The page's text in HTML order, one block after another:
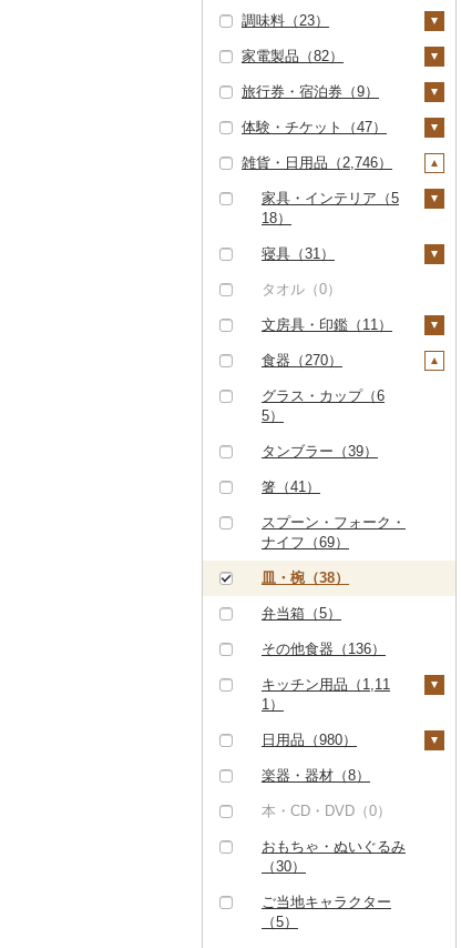
米沢牛（0）
山形牛（0）
常陸牛（0）
上州牛（0）
飛騨牛（0）
近江牛（0）
（0）
但馬牛（0）
土佐あかうし（0）
佐賀牛（0）
長崎和牛（0）
（0）
ベーコン・サラミ
（0）
その他豚肉（加工品）
（16）
中津からあげ（0）
水炊き（0）
地鶏（0）
赤鶏さつま（0）
その他鶏肉（2）
鴨肉（0）
猪肉（0）
その他肉・加工品
（1）
イカ・タコ（0）
海苔・海藻（0）
干物（0）
その他魚介・加工品
（0）
（0）
その他魚介・加工品
（6）
はえぬき（0）
さがびより（0）
あきたこまち（0）
ひとめぼれ（0）
ミルキークィーン
ななつぼし（0）
その他米（33）
その他ぶどう・マスカ
ット（3）
5）
ドライフルーツ（2）
干し柿（0）
干し芋（0）
その他ドライフルーツ
その他果物（28）
びわ（0）
ブルーベリー（1）
パイナップル（0）
栗（0）
アスパラガス（2）
豆（11）
きのこ（1）
しいたけ（1）
松茸（0）
その他きのこ（0）
その他野菜（11）
山菜（0）
かぼちゃ（0）
大吟醸（9）
吟醸（10）
その他日本酒（21）
泡盛（0）
ワイン（0）
ウイスキー（1）
リキュール・洋酒
ノンアルコール（0）
その他酒（6）
飲料（1）
コーヒー豆（3）
粉（1）
ドリップ（5）
茶（1）
飲料（0）
茶葉・ティーバッグ
（1）
静岡茶（0）
足柄茶（0）
知覧茶（0）
八女茶（0）
その他茶（1）
果汁飲料（0）
紅茶（0）
その他飲料・ジュース
（0）
焼き菓子（10）
プリン（1）
ゼリー（3）
チョコレート（1）
カステラ（0）
アイス・ジェラート
（42）
その他洋菓子（25）
煎餅・おかき（0）
羊羹（0）
饅頭（0）
大福（0）
うどん（0）
そば（0）
パスタ（0）
ひやむぎ（0）
そうめん（0）
その他麺（0）
惣菜（8）
餃子（3）
シュウマイ（0）
コロッケ（0）
その他惣菜（5）
カレー・シチュー
スープ（0）
豆腐・納豆（0）
漬物（1）
梅干（0）
キムチ（0）
その他漬物（1）
缶詰・瓶詰（10）
肉（6）
魚（0）
（4）
乾物（4）
燻製（スモーク）
（1）
おせち（2）
その他加工品（10）
調味料（23）
砂糖（0）
塩（0）
醤油（0）
味噌（2）
酢（0）
みりん（0）
ケチャップ（0）
こしょう（0）
その他調味料（10）
家電製品（82）
季節・空調家電（4
パソコン・周辺機器
メラ（21）
美容・健康家電（3）
カー用品（9）
時計（0）
旅行券・宿泊券（9）
旅行券（8）
JTBふるさと旅行クー
（0）
（紙券）（0）
その他旅行券（8）
宿泊券（8）
体験・チケット（47）
PayPay商品券（0）
食事券（17）
用券（6）
水族館（0）
動物園（0）
釣り（1）
ダイビング（0）
ト券（0）
ゴルフプレー券（1）
GDOふるさとゴルフ
プレークーポン（0）
その他のゴルフプレー
券（0）
花火大会チケット
（0）
カタログギフト（0）
その他体験・チケット
雑貨・日用品（2,746）
家具・インテリア（5
18）
タンス（122）
机・テーブル（22）
椅子・チェア・ソファ
ア（467）
寝具（31）
布団（0）
枕（0）
毛布（0）
タオルケット（0）
タオル（0）
文房具・印鑑（11）
ボールペン（1）
ノート・ファイル
（1）
印鑑（0）
その他文房具（11）
食器（270）
グラス・カップ（6
5）
タンブラー（39）
箸（41）
スプーン・フォーク・
ナイフ（69）
皿・椀（38）
弁当箱（5）
その他食器（136）
キッチン用品（1,11
1）
包丁（147）
フライパン（127）
鍋（116）
まな板（22）
その他キッチン用品
日用品（980）
洗剤（1）
トイレットペーパー
ティッシュ（3）
その他日用品（964）
楽器・器材（8）
本・CD・DVD（0）
おもちゃ・ぬいぐるみ
（30）
ご当地キャラクター
（5）